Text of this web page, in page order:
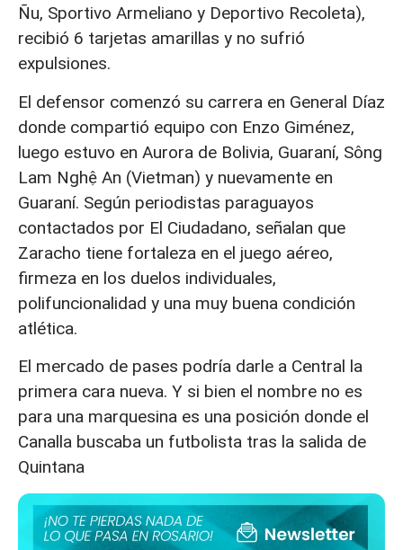
Ñu, Sportivo Armeliano y Deportivo Recoleta),
recibió 6 tarjetas amarillas y no sufrió
expulsiones.
El defensor comenzó su carrera en General Díaz
donde compartió equipo con Enzo Giménez,
luego estuvo en Aurora de Bolivia, Guaraní, Sông
Lam Nghệ An (Vietman) y nuevamente en
Guaraní. Según periodistas paraguayos
contactados por El Ciudadano, señalan que
Zaracho tiene fortaleza en el juego aéreo,
firmeza en los duelos individuales,
polifuncionalidad y una muy buena condición
atlética.
El mercado de pases podría darle a Central la
primera cara nueva. Y si bien el nombre no es
para una marquesina es una posición donde el
Canalla buscaba un futbolista tras la salida de
Quintana